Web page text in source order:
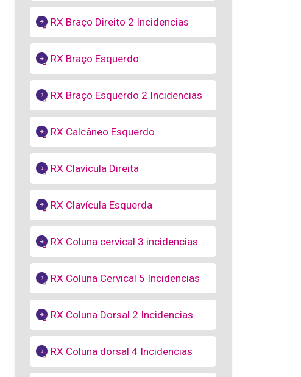
RX Braço Direito 2 Incidencias
RX Braço Esquerdo
RX Braço Esquerdo 2 Incidencias
RX Calcâneo Esquerdo
RX Clavícula Direita
RX Clavícula Esquerda
RX Coluna cervical 3 incidencias
RX Coluna Cervical 5 Incidencias
RX Coluna Dorsal 2 Incidencias
RX Coluna dorsal 4 Incidencias